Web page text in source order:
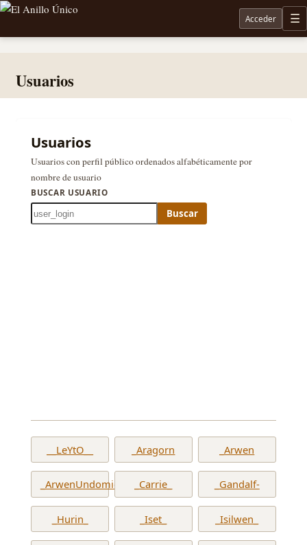
Noticias sobre Tolkien: El Señor de los Anillos, Los Anillos de Poder, La Caza de Gollum, la
Acceder
Usuarios
Usuarios
Usuarios con perfil público ordenados alfabéticamente por
nombre de usuario
BUSCAR USUARIO
Buscar
__LeYtO__ _Aragorn _Arwen
_ArwenUndomiel_ _Carrie_ _Gandalf-
_Hurin_ _Iset_ _Isilwen_